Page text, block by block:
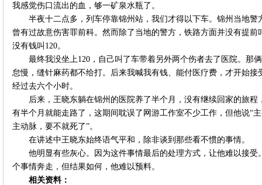
我感觉伤口流出的血，够一矿泉水瓶了。
半夜十二点多，列车停靠锦州站，我们才得以下车。锦州当地
曾有过故意伤害罪前科。然而除了当地的警方，铁路方面并没有提
没有钱叫120。
最终我没坐上120，自己叫了车带着另外两个伤者去了医院。那
怠慢，缝针麻药都不给打。后来我喊我有钱、能付医疗费，才开始
经过去六个小时。
后来，王晓东躺在锦州的医院养了半个月，没有继续回家的旅
有半个月就能走路了，这期间耽误了网游工作室不少工作，但他说“
主动脉，要不就死了”。
在讲述中王晓东始终语气平和，除非谈到那些看不惯的事情。
他明显有些灰心。因为这件事情最后的处理方式，让他难以接
个事情奔走，但结果如何，他难以预料。
相关资料：